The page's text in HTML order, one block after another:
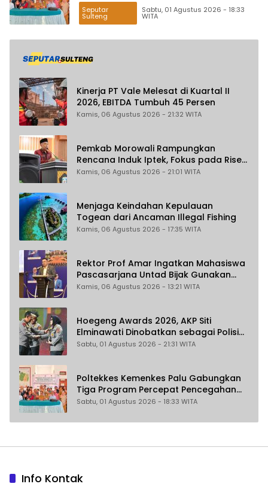
Seputar
Sulteng
Sabtu, 01 Agustus 2026 - 18:33
WITA
Kinerja PT Vale Melesat di Kuartal II
2026, EBITDA Tumbuh 45 Persen
Kamis, 06 Agustus 2026 - 21:32 WITA
Pemkab Morowali Rampungkan
Rencana Induk Iptek, Fokus pada Riset
dan Inovasi Daerah
Kamis, 06 Agustus 2026 - 21:01 WITA
Menjaga Keindahan Kepulauan
Togean dari Ancaman Illegal Fishing
Kamis, 06 Agustus 2026 - 17:35 WITA
Rektor Prof Amar Ingatkan Mahasiswa
Pascasarjana Untad Bijak Gunakan
Akal Imitasi
Kamis, 06 Agustus 2026 - 13:21 WITA
Hoegeng Awards 2026, AKP Siti
Elminawati Dinobatkan sebagai Polisi
Pelindung Perempuan dan Anak
Sabtu, 01 Agustus 2026 - 21:31 WITA
Poltekkes Kemenkes Palu Gabungkan
Tiga Program Percepat Pencegahan
Stunting di Donggala
Sabtu, 01 Agustus 2026 - 18:33 WITA
Info Kontak